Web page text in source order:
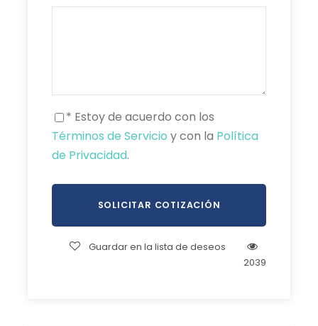
* Estoy de acuerdo con los
Términos de Servicio y con la Política
de Privacidad.
Guardar en la lista de deseos
2039